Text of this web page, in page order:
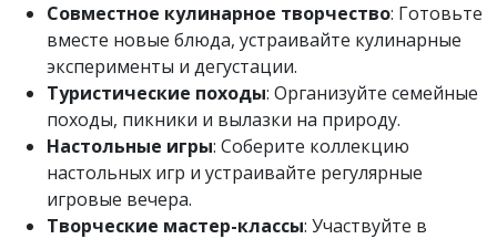
Совместное кулинарное творчество: Готовьте
вместе новые блюда, устраивайте кулинарные
эксперименты и дегустации.
Туристические походы: Организуйте семейные
походы, пикники и вылазки на природу.
Настольные игры: Соберите коллекцию
настольных игр и устраивайте регулярные
игровые вечера.
Творческие мастер-классы: Участвуйте в